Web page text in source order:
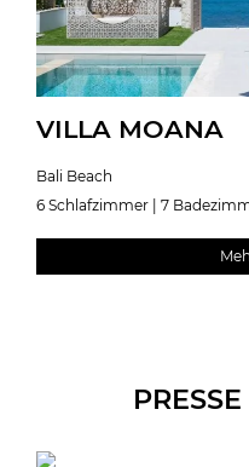
VILLA MOANA
Bali Beach
6 Schlafzimmer | 7